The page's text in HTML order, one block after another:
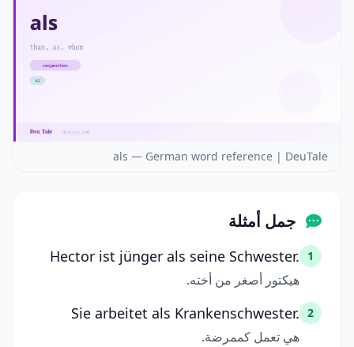
als — German word reference | DeuTale
جمل أمثلة
1
Hector ist jünger als seine Schwester.
هيكتور أصغر من أخته.
2
Sie arbeitet als Krankenschwester.
هي تعمل كممرضة.